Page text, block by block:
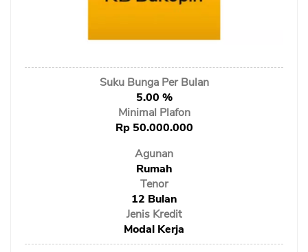
Assets Crypto
Asuransi Kesehatan
Suku Bunga Per Bulan
5.00 %
Minimal Plafon
Rp 50.000.000
Agunan
Rumah
Tenor
12 Bulan
Jenis Kredit
Modal Kerja